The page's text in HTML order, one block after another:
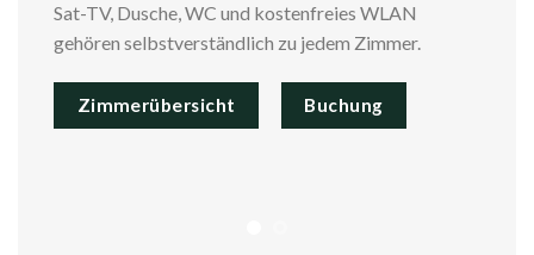
Sat-TV, Dusche, WC und kostenfreies WLAN
gehören selbstverständlich zu jedem Zimmer.
Zimmerübersicht Buchung